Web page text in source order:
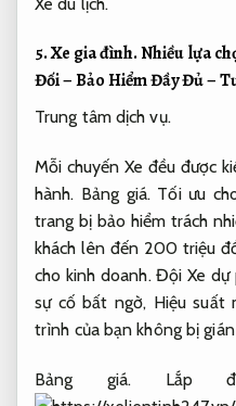
5.Xe gia đình.Nhiều lựa
Đối – Bảo Hiểm Đầy Đủ –
Trung tâm dịch vụ.
Mỗi chuyến Xe đều được
hành. Bảng giá. Tối ưu
trang bị bảo hiểm trách
khách lên đến 200 triệu
cho kinh doanh.Đội Xe dự
sự cố bất ngờ, Hiệu suất
trình của bạn không bị
Bảng giá. Lắp